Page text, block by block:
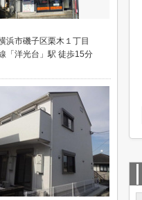
浜市磯子区栗木１丁目
「洋光台」駅 徒歩15分